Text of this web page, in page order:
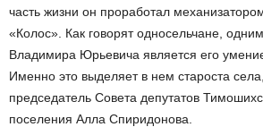
часть жизни он проработал
«Колос». Как говорят односельчане,
Владимира Юрьевича является его
Именно это выделяет в нем староста
председатель Совета депутатов
поселения Алла Спиридонова.